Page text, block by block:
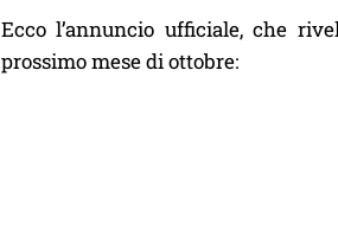
Ecco l’annuncio ufficiale, che
prossimo mese di ottobre: